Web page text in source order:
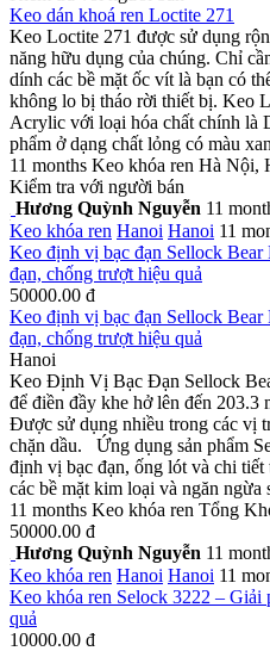
Keo dán khoá ren Loctite 271
Keo Loctite 271 được sử dụng
năng hữu dụng của chúng. Chỉ
dính các bề mặt ốc vít là bạn có
không lo bị tháo rời thiết bị. Keo
Acrylic với loại hóa chất chính là
phẩm ở dạng chất lỏng có màu
11 months Keo khóa ren Hà Nội,
Kiểm tra với người bán
Hương Quỳnh Nguyễn 11
Keo khóa ren Hanoi Hanoi 11
Keo định vị bạc đạn Sellock Bear
đạn, chống trượt hiệu quả
50000.00 đ
Keo định vị bạc đạn Sellock Bear
đạn, chống trượt hiệu quả
Hanoi
Keo Định Vị Bạc Đạn Sellock
để điền đầy khe hở lên đến 203.3
Được sử dụng nhiều trong các vị
chặn dầu. Ứng dụng sản phẩm
định vị bạc đạn, ống lót và chi
các bề mặt kim loại và ngăn ngừa
11 months Keo khóa ren Tổng
50000.00 đ
Hương Quỳnh Nguyễn 11
Keo khóa ren Hanoi Hanoi 11
Keo khóa ren Selock 3222 – Giải
quả
10000.00 đ